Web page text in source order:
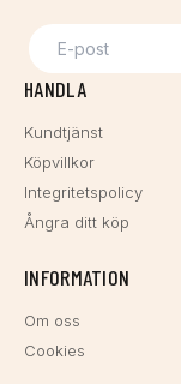
HANDLA
Kundtjänst
Köpvillkor
Integritetspolicy
Ångra ditt köp
INFORMATION
Om oss
Cookies